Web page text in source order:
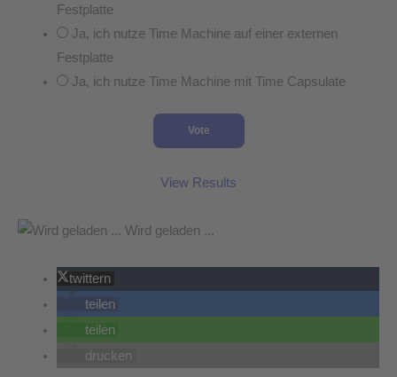
Festplatte
Ja, ich nutze Time Machine auf einer externen
Festplatte
Ja, ich nutze Time Machine mit Time Capsulate
View Results
Wird geladen ...
twittern
teilen
teilen
drucken